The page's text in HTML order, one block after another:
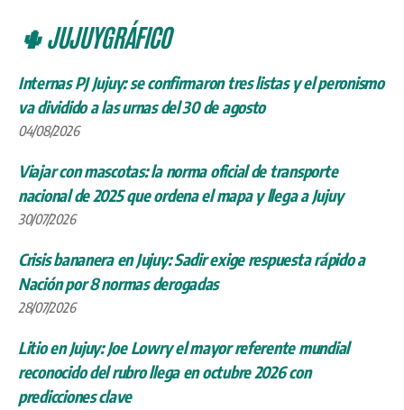
🌵 JUJUYGRÁFICO
Internas PJ Jujuy: se confirmaron tres listas y el peronismo
va dividido a las urnas del 30 de agosto
04/08/2026
Viajar con mascotas: la norma oficial de transporte
nacional de 2025 que ordena el mapa y llega a Jujuy
30/07/2026
Crisis bananera en Jujuy: Sadir exige respuesta rápido a
Nación por 8 normas derogadas
28/07/2026
Litio en Jujuy: Joe Lowry el mayor referente mundial
reconocido del rubro llega en octubre 2026 con
predicciones clave